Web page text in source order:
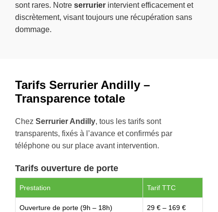
sont rares. Notre serrurier intervient efficacement et
discrètement, visant toujours une récupération sans
dommage.
Tarifs Serrurier Andilly –
Transparence totale
Chez Serrurier Andilly, tous les tarifs sont
transparents, fixés à l’avance et confirmés par
téléphone ou sur place avant intervention.
Tarifs ouverture de porte
Prestation Tarif TTC
Ouverture de porte (9h – 18h) 29 € – 169 €